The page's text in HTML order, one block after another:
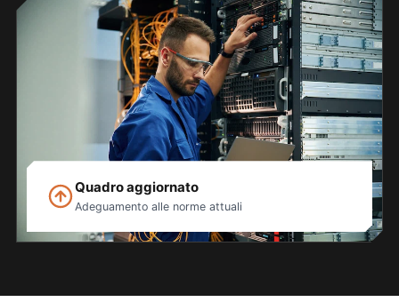
Quadro aggiornato
Adeguamento alle norme attuali